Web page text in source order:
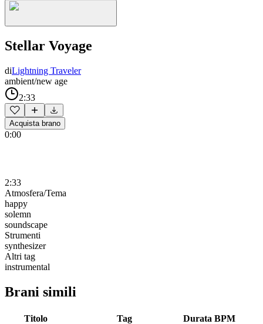
Stellar Voyage
diLightning Traveler
ambient/new age
2:33
Acquista brano
0:00
2:33
Atmosfera/Tema
happy
solemn
soundscape
Strumenti
synthesizer
Altri tag
instrumental
Brani simili
Titolo Tag Durata BPM